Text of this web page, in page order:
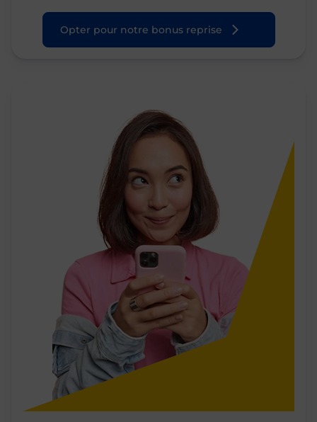
Opter pour notre bonus reprise